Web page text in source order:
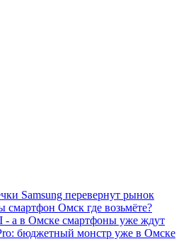
Samsung перевернут рынок
смартфон Омск где возьмёте?
- а в Омске смартфоны уже ждут
бюджетный монстр уже в Омске